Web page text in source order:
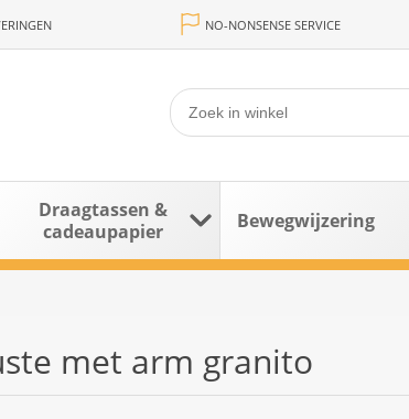
NO-NONSENSE SERVICE
Draagtassen &
cadeaupapier
Bewegwijzering
met arm granito